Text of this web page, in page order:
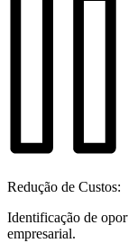
Redução de Custos:
Identificação de
empresarial.